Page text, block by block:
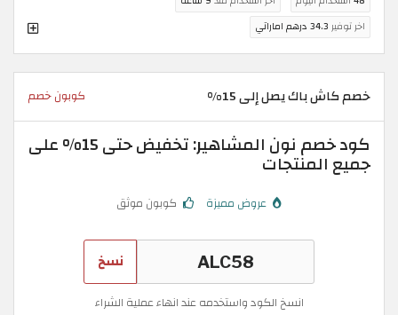
اخر توفير 34.3 درهم اماراتي
خصم كاش باك يصل إلى 15% كوبون خصم
كود خصم نون المشاهير: تخفيض حتى 15% على
جميع المنتجات
عروض مميزة كوبون موثق
نسخ
انسخ الكود واستخدمه عند انهاء عملية الشراء